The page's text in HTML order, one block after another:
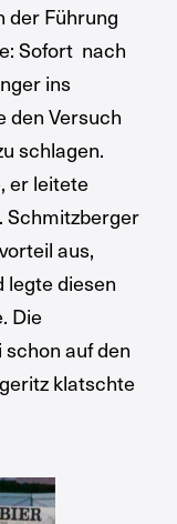
der Führung
Sofort nach
ins
den Versuch
schlagen.
er leitete
Schmitzberger
aus,
legte diesen
Die
auf den
klatschte